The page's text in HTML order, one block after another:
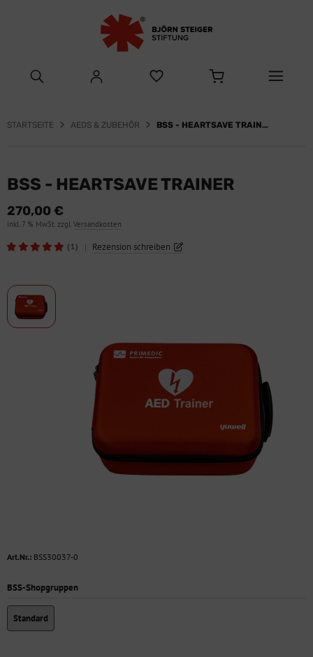
STARTSEITE AEDS & ZUBEHÖR BSS - HEARTSAVE TRAINER
BSS - HEARTSAVE TRAINER
270,00 €
inkl. 7 % MwSt. zzgl.Versandkosten
(1) | Rezension schreiben
Art.Nr.: BSS30037-0
BSS-Shopgruppen
Standard